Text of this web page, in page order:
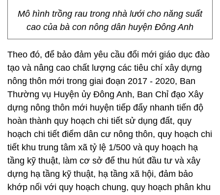
Mô hình trồng rau trong nhà lưới cho năng suất
cao của bà con nông dân huyện Đông Anh
Theo đó, để bảo đảm yêu cầu đổi mới giáo dục đào
tạo và nâng cao chất lượng các tiêu chí xây dựng
nông thôn mới trong giai đoạn 2017 - 2020, Ban
Thường vụ Huyện ủy Đông Anh, Ban Chỉ đạo Xây
dựng nông thôn mới huyện tiếp đẩy nhanh tiến độ
hoàn thành quy hoạch chi tiết sử dụng đất, quy
hoạch chi tiết điểm dân cư nông thôn, quy hoạch chi
tiết khu trung tâm xã tỷ lệ 1/500 và quy hoạch hạ
tầng kỹ thuật, làm cơ sở để thu hút đầu tư và xây
dựng hạ tầng kỹ thuật, hạ tầng xã hội, đảm bảo
khớp nối với quy hoạch chung, quy hoạch phân khu